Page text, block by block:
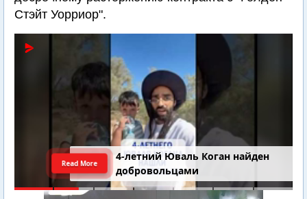
Стэйт Уорриор".
4-летний Юваль Коган найден
добровольцами
Read More